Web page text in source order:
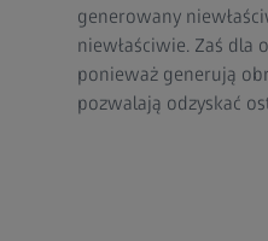
generowany
niewłaściwie. Zaś dla
ponieważ generują
pozwalają odzyskać